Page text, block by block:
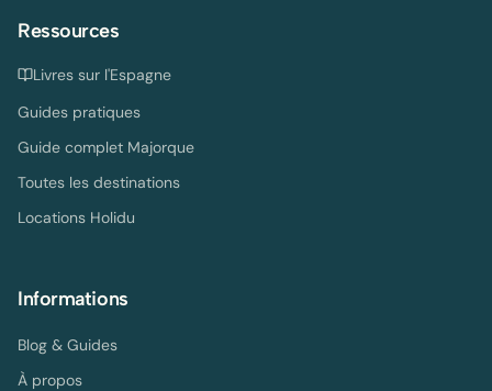
Ressources
Livres sur l'Espagne
Guides pratiques
Guide complet Majorque
Toutes les destinations
Locations Holidu
Informations
Blog & Guides
À propos